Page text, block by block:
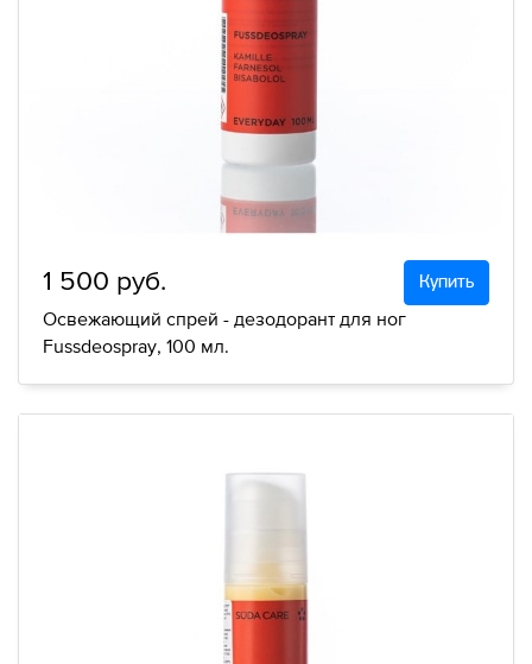
1 500 руб. Купить
Освежающий спрей - дезодорант для ног
Fussdeospray, 100 мл.